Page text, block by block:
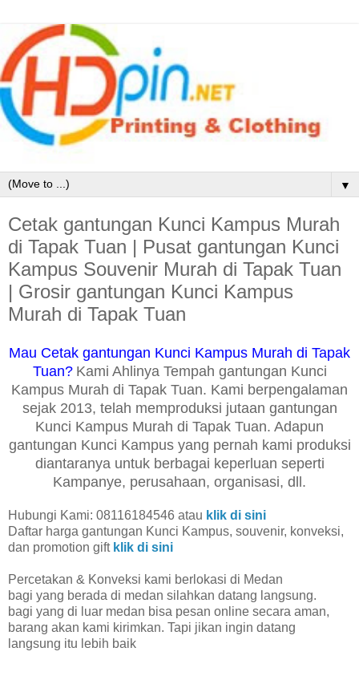
▼
Cetak gantungan Kunci Kampus Murah
di Tapak Tuan | Pusat gantungan Kunci
Kampus Souvenir Murah di Tapak Tuan
| Grosir gantungan Kunci Kampus
Murah di Tapak Tuan
Mau Cetak gantungan Kunci Kampus Murah di Tapak
Tuan? Kami Ahlinya Tempah gantungan Kunci
Kampus Murah di Tapak Tuan. Kami berpengalaman
sejak 2013, telah memproduksi jutaan gantungan
Kunci Kampus Murah di Tapak Tuan. Adapun
gantungan Kunci Kampus yang pernah kami produksi
diantaranya untuk berbagai keperluan seperti
Kampanye, perusahaan, organisasi, dll.
Hubungi Kami: 08116184546 atau klik di sini
Daftar harga gantungan Kunci Kampus, souvenir, konveksi,
dan promotion gift klik di sini
Percetakan & Konveksi kami berlokasi di Medan
bagi yang berada di medan silahkan datang langsung.
bagi yang di luar medan bisa pesan online secara aman,
barang akan kami kirimkan. Tapi jikan ingin datang
langsung itu lebih baik